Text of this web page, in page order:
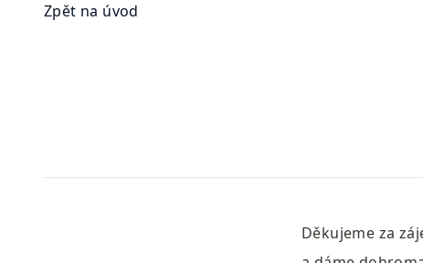
Zpět na úvod
Děkujeme za